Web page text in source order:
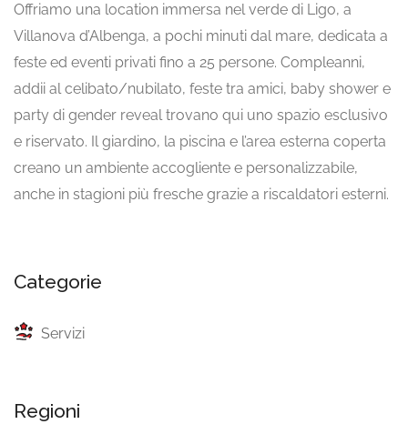
Offriamo una location immersa nel verde di Ligo, a
Villanova d’Albenga, a pochi minuti dal mare, dedicata a
feste ed eventi privati fino a 25 persone. Compleanni,
addii al celibato/nubilato, feste tra amici, baby shower e
party di gender reveal trovano qui uno spazio esclusivo
e riservato. Il giardino, la piscina e l’area esterna coperta
creano un ambiente accogliente e personalizzabile,
anche in stagioni più fresche grazie a riscaldatori esterni.
Categorie
Servizi
Regioni